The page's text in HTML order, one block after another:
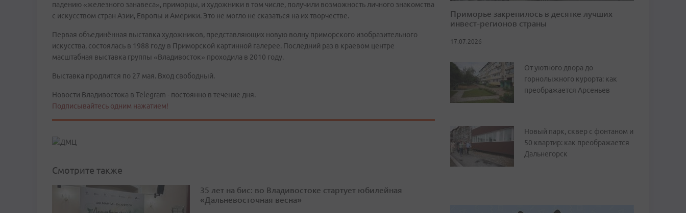
падению «железного занавеса», приморцы, и художники в том числе, получили возможность личного знакомства
с искусством стран Азии, Европы и Америки. Это не могло не сказаться на их творчестве.
Первая объединённая выставка художников, представляющих новую волну приморского изобразительного
искусства, состоялась в 1988 году в Приморской картинной галерее. Последний раз в краевом центре
масштабная выставка группы «Владивосток» проходила в 2010 году.
Выставка продлится по 27 мая. Вход свободный.
Новости Владивостока в Telegram - постоянно в течение дня.
Подписывайтесь одним нажатием!
Смотрите также
35 лет на бис: во Владивостоке стартует юбилейная
«Дальневосточная весна»
Приморье закрепилось в десятке лучших
инвест-регионов страны
17.07.2026
От уютного двора до
горнолыжного курорта: как
преображается Арсеньев
Новый парк, сквер с фонтаном и
50 квартир: как преображается
Дальнегорск